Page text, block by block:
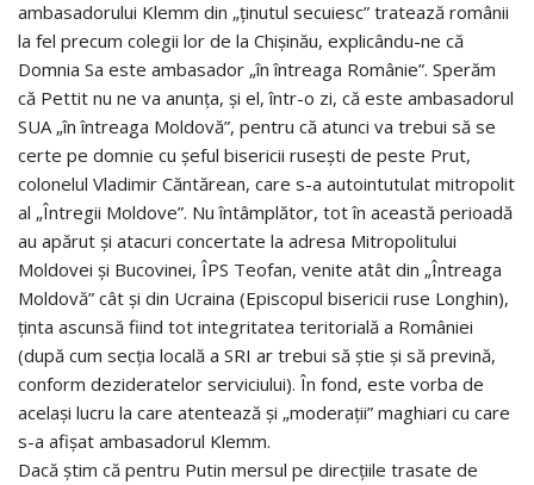
ambasadorului Klemm din „ţinutul secuiesc” tratează românii
la fel precum colegii lor de la Chişinău, explicându-ne că
Domnia Sa este ambasador „în întreaga Românie”. Sperăm
că Pettit nu ne va anunţa, şi el, într-o zi, că este ambasadorul
SUA „în întreaga Moldovă”, pentru că atunci va trebui să se
certe pe domnie cu şeful bisericii ruseşti de peste Prut,
colonelul Vladimir Căntărean, care s-a autointutulat mitropolit
al „Întregii Moldove”. Nu întâmplător, tot în această perioadă
au apărut şi atacuri concertate la adresa Mitropolitului
Moldovei şi Bucovinei, ÎPS Teofan, venite atât din „Întreaga
Moldovă” cât şi din Ucraina (Episcopul bisericii ruse Longhin),
ţinta ascunsă fiind tot integritatea teritorială a României
(după cum secţia locală a SRI ar trebui să ştie şi să prevină,
conform dezideratelor serviciului). În fond, este vorba de
acelaşi lucru la care atentează şi „moderaţii” maghiari cu care
s-a afişat ambasadorul Klemm.
Dacă ştim că pentru Putin mersul pe direcţiile trasate de